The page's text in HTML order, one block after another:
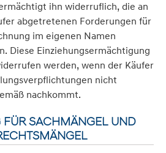
ihn widerruflich, die an
abgetretenen Forderungen für
im eigenen Namen
Diese Einziehungsermächtigung
werden, wenn der Käufer
nicht
nachkommt.
FÜR SACHMÄNGEL UND